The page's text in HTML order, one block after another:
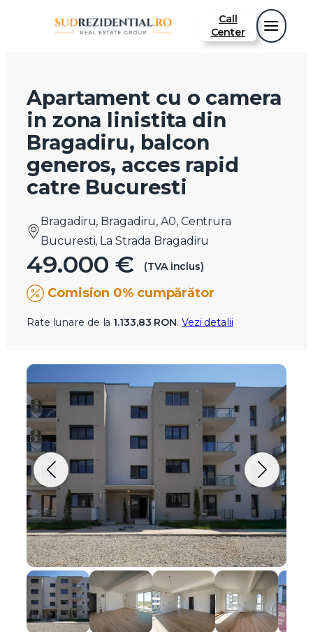
Call
Center
Apartament cu o camera
in zona linistita din
Bragadiru, balcon
generos, acces rapid
catre Bucuresti
Bragadiru, Bragadiru, A0, Centrura
Bucuresti, La Strada Bragadiru
49.000 € (TVA inclus)
Comision 0% cumpărător
Rate lunare de la 1.133,83 RON. Vezi detalii